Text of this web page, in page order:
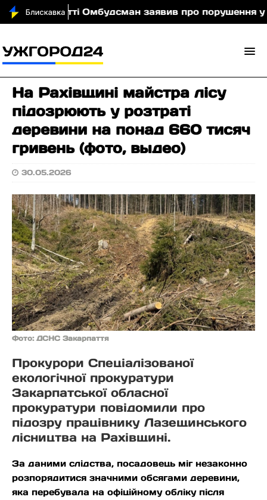
Омбудсман заявив про порушення у
На Рахівщині майстра лісу
підозрюють у розтраті
деревини на понад 660 тисяч
гривень (фото, выдео)
30.05.2026
Фото: ДСНС Закарпаття
Прокурори Спеціалізованої
екологічної прокуратури
Закарпатської обласної
прокуратури повідомили про
підозру працівнику Лазещинського
лісництва на Рахівщині.
За даними слідства, посадовець міг незаконно
розпорядитися значними обсягами деревини,
яка перебувала на офіційному обліку після